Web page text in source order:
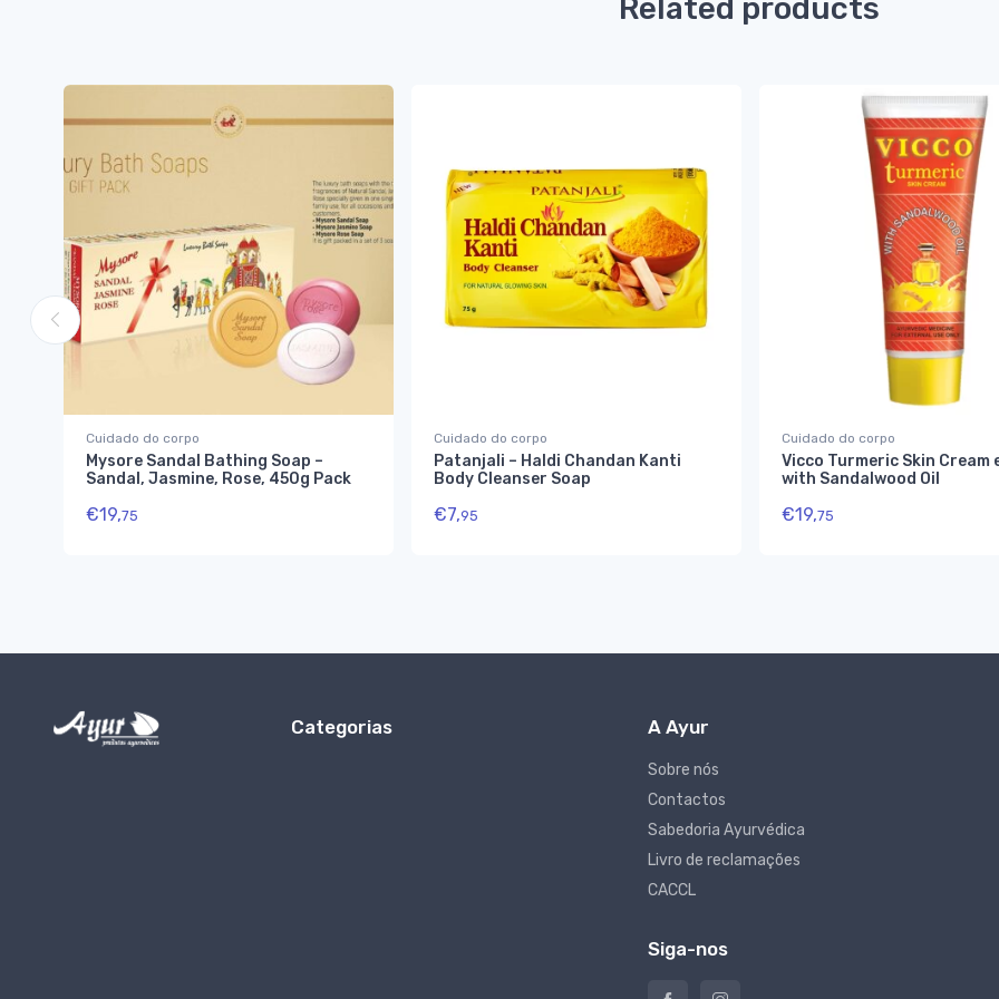
Related products
Cuidado do corpo
Mysore Sandal Bathing Soap –
Sandal, Jasmine, Rose, 450g Pack
€19,75
Cuidado do corpo
Patanjali – Haldi Chandan Kanti
Body Cleanser Soap
€7,95
Cuidado do corpo
Vicco Turmeric Skin Cream
with Sandalwood Oil
€19,75
Categorias A Ayur
Sobre nós
Contactos
Sabedoria Ayurvédica
Livro de reclamações
CACCL
Siga-nos